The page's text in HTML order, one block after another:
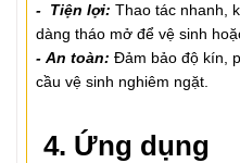
- Tiện lợi: Thao tác nhanh,
dàng tháo mở để vệ sinh
- An toàn: Đảm bảo độ kín,
cầu vệ sinh nghiêm ngặt.
4. Ứng dụng